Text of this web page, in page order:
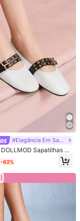
/ Tamanho: EUR42
も。
/ Tamanho: EUR38
lospedirían
Útil(0)
Compra recorrente
「Loja de Tendências」
#Elegância Em Sapatilhas
Sapatilhas Bo
Mary Jane Brancas, Sap
Confortáveis Slip-On
para Primavera/Outo
e Natal
-62%